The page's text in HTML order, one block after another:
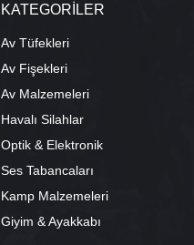
KATEGORİLER
Av Tüfekleri
Av Fişekleri
Av Malzemeleri
Havalı Silahlar
Optik & Elektronik
Ses Tabancaları
Kamp Malzemeleri
Giyim & Ayakkabı